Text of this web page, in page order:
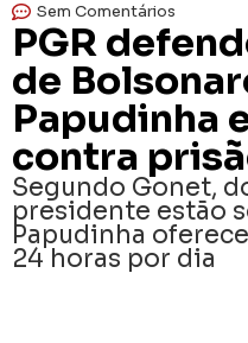
Sem Comentários
PGR
de
Papudinha
contra
Segundo Gonet,
presidente estão
Papudinha
24 horas por dia